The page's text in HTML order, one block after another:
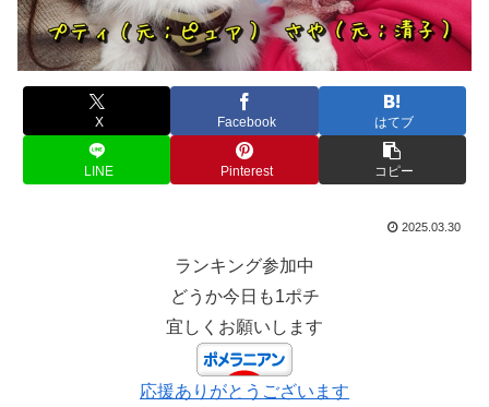
X Facebook はてブ
LINE Pinterest コピー
2025.03.30
ランキング参加中
どうか今日も1ポチ
宜しくお願いします
応援ありがとうございます